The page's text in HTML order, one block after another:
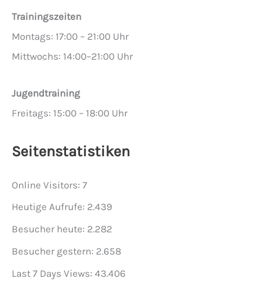
Trainingszeiten
Montags: 17:00 – 21:00 Uhr
Mittwochs: 14:00–21:00 Uhr
Jugendtraining
Freitags: 15:00 – 18:00 Uhr
Seitenstatistiken
Online Visitors: 7
Heutige Aufrufe: 2.439
Besucher heute: 2.282
Besucher gestern: 2.658
Last 7 Days Views: 43.406